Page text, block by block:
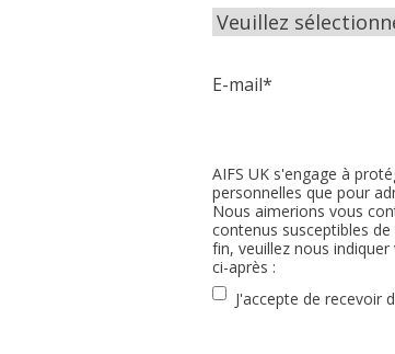
E-mail*
AIFS UK s'engage à
personnelles que pour
Nous aimerions vous
contenus susceptibles
fin, veuillez nous
ci-après :
J'accepte de recevoir